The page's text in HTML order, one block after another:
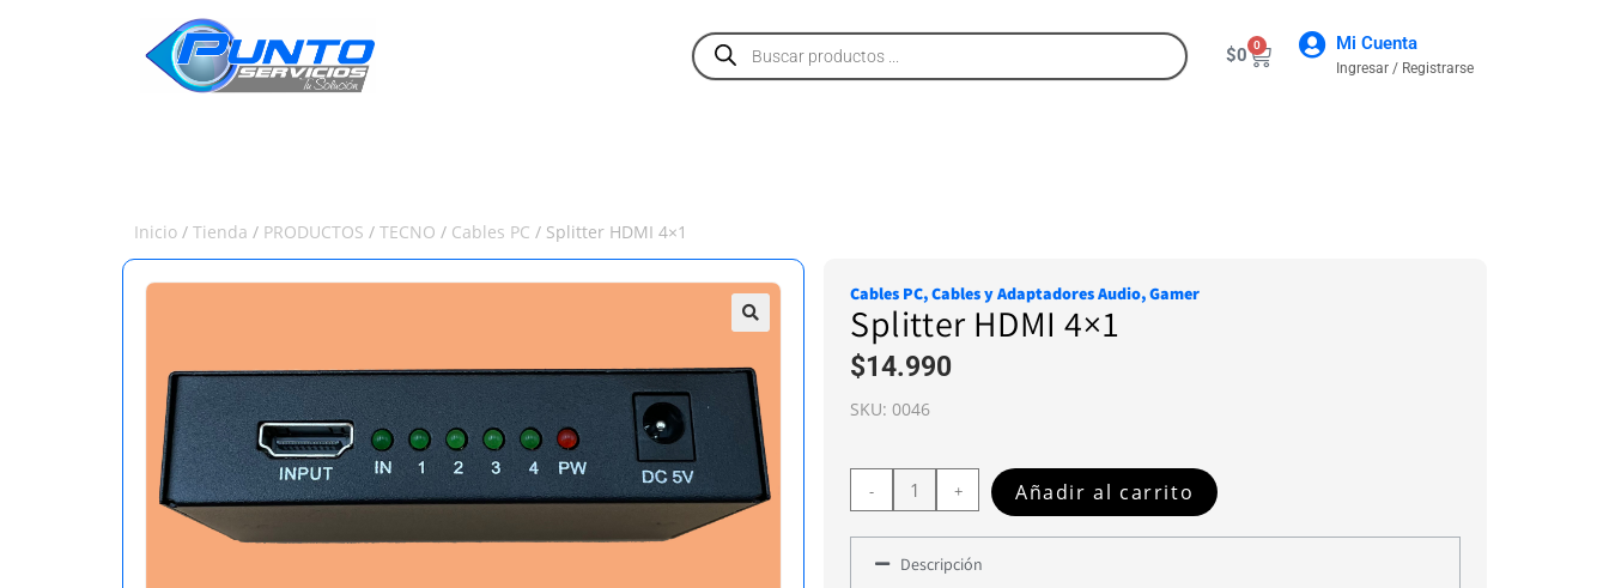
$0 0 Mi Cuenta
Ingresar / Registrarse
Inicio / Tienda / PRODUCTOS / TECNO / Cables PC / Splitter HDMI 4×1
Cables PC,Cables y Adaptadores Audio,Gamer
Splitter HDMI 4×1
$14.990
SKU: 0046
- + Añadir al carrito
Descripción